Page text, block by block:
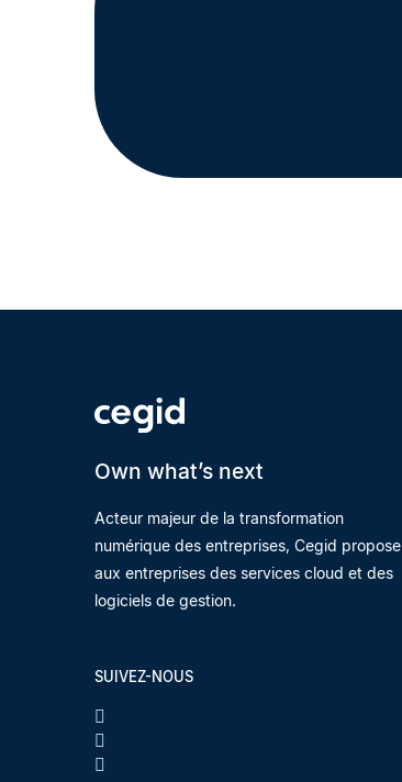
Own what’s next
Acteur majeur de la transformation
numérique des entreprises, Cegid propose
aux entreprises des services cloud et des
logiciels de gestion.
SUIVEZ-NOUS